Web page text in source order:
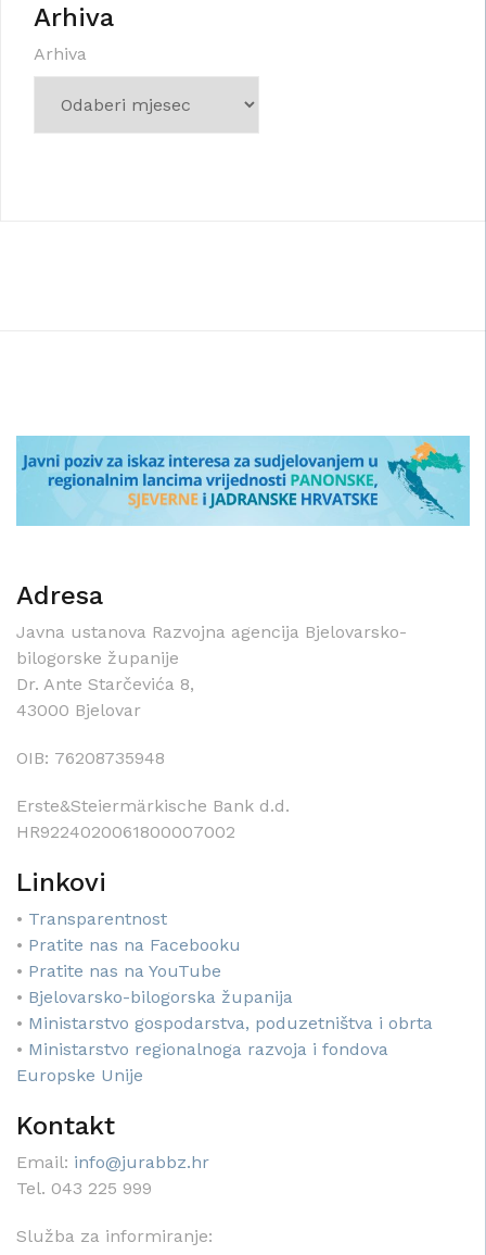
Arhiva
Arhiva
Adresa
Javna ustanova Razvojna agencija Bjelovarsko-
bilogorske županije
Dr. Ante Starčevića 8,
43000 Bjelovar
OIB: 76208735948
Erste&Steiermärkische Bank d.d.
HR9224020061800007002
Linkovi
• Transparentnost
• Pratite nas na Facebooku
• Pratite nas na YouTube
• Bjelovarsko-bilogorska županija
• Ministarstvo gospodarstva, poduzetništva i obrta
• Ministarstvo regionalnoga razvoja i fondova
Europske Unije
Kontakt
Email: info@jurabbz.hr
Tel. 043 225 999
Služba za informiranje: